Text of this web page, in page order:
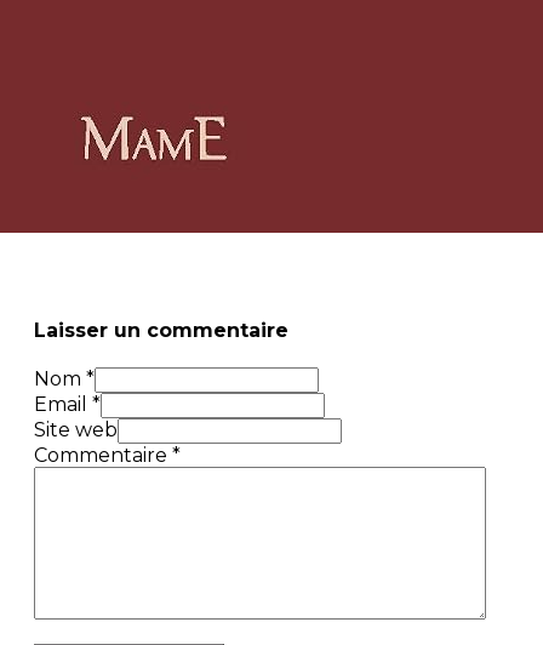
Laisser un commentaire
Nom *
Email *
Site web
Commentaire *